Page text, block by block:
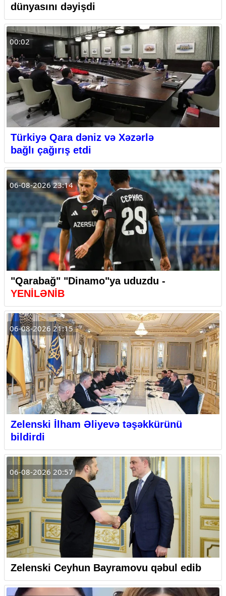
dünyasını dəyişdi
00:02
Türkiyə Qara dəniz və Xəzərlə
bağlı çağırış etdi
06-08-2026 23:14
"Qarabağ" "Dinamo"ya uduzdu -
YENİLƏNİB
06-08-2026 21:15
Zelenski İlham Əliyevə təşəkkürünü
bildirdi
06-08-2026 20:57
Zelenski Ceyhun Bayramovu qəbul edib